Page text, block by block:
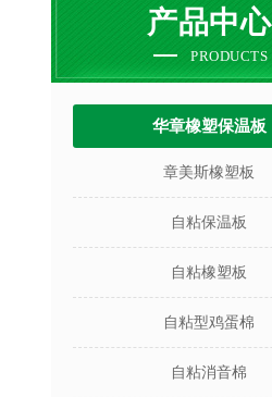
产品中心
PRODUCTS
华章橡塑保温板
章美斯橡塑板
自粘保温板
自粘橡塑板
自粘型鸡蛋棉
自粘消音棉